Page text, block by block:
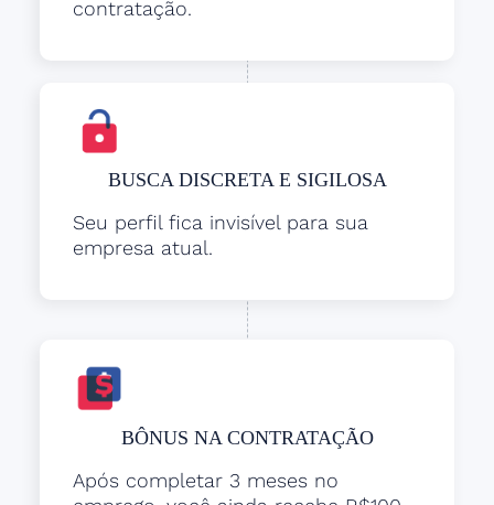
contratação.
BUSCA DISCRETA E SIGILOSA
Seu perfil fica invisível para sua
empresa atual.
BÔNUS NA CONTRATAÇÃO
Após completar 3 meses no